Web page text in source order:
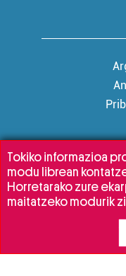
Tokiko informazioa
modu librean
Horretarako zure
maitatzeko modurik